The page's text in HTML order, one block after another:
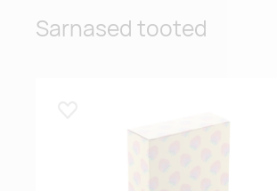
Sarnased tooted